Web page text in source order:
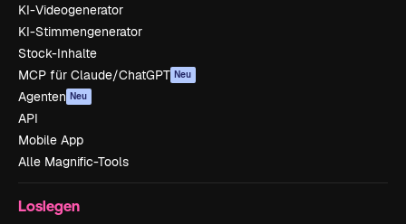
KI-Videogenerator
KI-Stimmengenerator
Stock-Inhalte
MCP für Claude/ChatGPT Neu
Agenten Neu
API
Mobile App
Alle Magnific-Tools
Loslegen